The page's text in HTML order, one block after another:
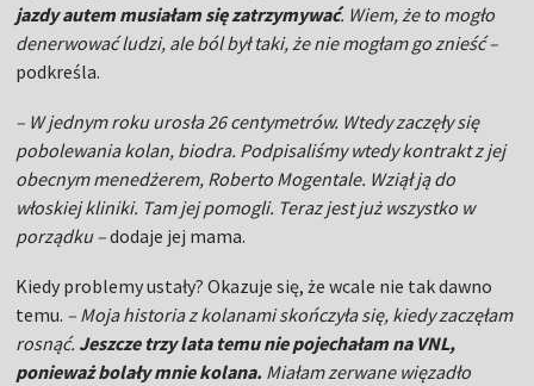
jazdy autem musiałam się zatrzymywać. Wiem, że to mogło
denerwować ludzi, ale ból był taki, że nie mogłam go znieść –
podkreśla.
– W jednym roku urosła 26 centymetrów. Wtedy zaczęły się
pobolewania kolan, biodra. Podpisaliśmy wtedy kontrakt z jej
obecnym menedżerem, Roberto Mogentale. Wziął ją do
włoskiej kliniki. Tam jej pomogli. Teraz jest już wszystko w
porządku –dodaje jej mama.
Kiedy problemy ustały? Okazuje się, że wcale nie tak dawno
temu. – Moja historia z kolanami skończyła się, kiedy zaczęłam
rosnąć.Jeszcze trzy lata temu nie pojechałam na VNL,
ponieważ bolały mnie kolana. Miałam zerwane więzadło